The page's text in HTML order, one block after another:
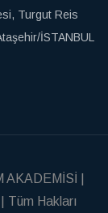
Turgut Reis
İSTANBUL
|
Hakları